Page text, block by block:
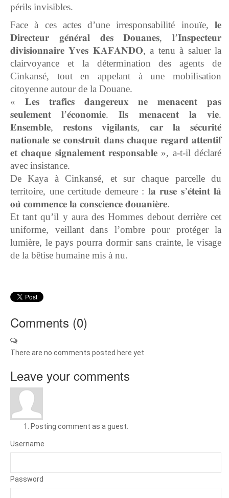
périls invisibles.
Face à ces actes d’une irresponsabilité inouïe, 𝐥𝐞
𝐃𝐢𝐫𝐞𝐜𝐭𝐞𝐮𝐫 𝐠𝐞́𝐧𝐞́𝐫𝐚𝐥 𝐝𝐞𝐬 𝐃𝐨𝐮𝐚𝐧𝐞𝐬, 𝐥’𝐈𝐧𝐬𝐩𝐞𝐜𝐭𝐞𝐮𝐫
𝐝𝐢𝐯𝐢𝐬𝐢𝐨𝐧𝐧𝐚𝐢𝐫𝐞 𝐘𝐯𝐞𝐬 𝐊𝐀𝐅𝐀𝐍𝐃𝐎, a tenu à saluer la
clairvoyance et la détermination des agents de
Cinkansé, tout en appelant à une mobilisation
citoyenne autour de la Douane.
« 𝐋𝐞𝐬 𝐭𝐫𝐚𝐟𝐢𝐜𝐬 𝐝𝐚𝐧𝐠𝐞𝐫𝐞𝐮𝐱 𝐧𝐞 𝐦𝐞𝐧𝐚𝐜𝐞𝐧𝐭 𝐩𝐚𝐬
𝐬𝐞𝐮𝐥𝐞𝐦𝐞𝐧𝐭 𝐥’𝐞́𝐜𝐨𝐧𝐨𝐦𝐢𝐞. 𝐈𝐥𝐬 𝐦𝐞𝐧𝐚𝐜𝐞𝐧𝐭 𝐥𝐚 𝐯𝐢𝐞.
𝐄𝐧𝐬𝐞𝐦𝐛𝐥𝐞, 𝐫𝐞𝐬𝐭𝐨𝐧𝐬 𝐯𝐢𝐠𝐢𝐥𝐚𝐧𝐭𝐬, 𝐜𝐚𝐫 𝐥𝐚 𝐬𝐞́𝐜𝐮𝐫𝐢𝐭𝐞́
𝐧𝐚𝐭𝐢𝐨𝐧𝐚𝐥𝐞 𝐬𝐞 𝐜𝐨𝐧𝐬𝐭𝐫𝐮𝐢𝐭 𝐝𝐚𝐧𝐬 𝐜𝐡𝐚𝐪𝐮𝐞 𝐫𝐞𝐠𝐚𝐫𝐝 𝐚𝐭𝐭𝐞𝐧𝐭𝐢𝐟
𝐞𝐭 𝐜𝐡𝐚𝐪𝐮𝐞 𝐬𝐢𝐠𝐧𝐚𝐥𝐞𝐦𝐞𝐧𝐭 𝐫𝐞𝐬𝐩𝐨𝐧𝐬𝐚𝐛𝐥𝐞 », a-t-il déclaré
avec insistance.
De Kaya à Cinkansé, et sur chaque parcelle du
territoire, une certitude demeure : 𝐥𝐚 𝐫𝐮𝐬𝐞 𝐬’𝐞́𝐭𝐞𝐢𝐧𝐭 𝐥𝐚̀
𝐨𝐮̀ 𝐜𝐨𝐦𝐦𝐞𝐧𝐜𝐞 𝐥𝐚 𝐜𝐨𝐧𝐬𝐜𝐢𝐞𝐧𝐜𝐞 𝐝𝐨𝐮𝐚𝐧𝐢𝐞̀𝐫𝐞.
Et tant qu’il y aura des Hommes debout derrière cet
uniforme, veillant dans l’ombre pour protéger la
lumière, le pays pourra dormir sans crainte, le visage
de la bêtise humaine mis à nu.
Comments (0)
There are no comments posted here yet
Leave your comments
Posting comment as a guest.
Username
Password